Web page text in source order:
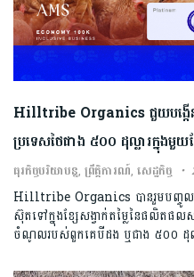
Hilltribe Organics ជួយបង្ក
ប្រទេសថៃជាង ៥០០ ដុល្លារក្នុងមួ
ធុរកិច្ចបរិយាបន្ន, ព្រឹត្តិការណ៍, សេដ្ឋកិច្ច
Hilltribe Organics បានរួមបញ្ចូល
ស៊ុតទៅក្នុងខ្សែសង្វាក់តម្លៃនៃផលិតផលស
ចំណូលរបស់ពួកគេបីដង ឬជាង ៥០០ ដុល្ល